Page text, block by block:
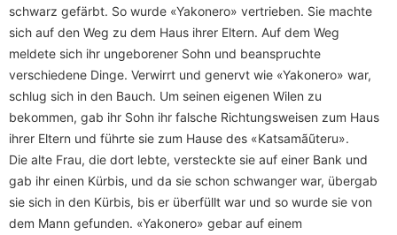
schwarz gefärbt. So wurde «Yakonero» vertrieben. Sie machte
sich auf den Weg zu dem Haus ihrer Eltern. Auf dem Weg
meldete sich ihr ungeborener Sohn und beanspruchte
verschiedene Dinge. Verwirrt und genervt wie «Yakonero» war,
schlug sich in den Bauch. Um seinen eigenen Wilen zu
bekommen, gab ihr Sohn ihr falsche Richtungsweisen zum Haus
ihrer Eltern und führte sie zum Hause des «Katsamãũteru».
Die alte Frau, die dort lebte, versteckte sie auf einer Bank und
gab ihr einen Kürbis, und da sie schon schwanger war, übergab
sie sich in den Kürbis, bis er überfüllt war und so wurde sie von
dem Mann gefunden. «Yakonero» gebar auf einem